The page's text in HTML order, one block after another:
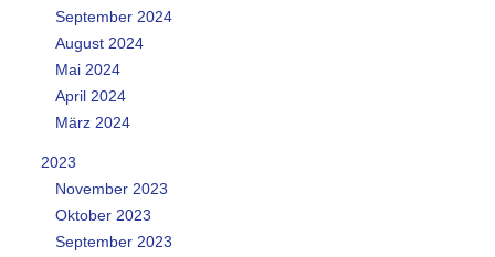
September 2024
August 2024
Mai 2024
April 2024
März 2024
2023
November 2023
Oktober 2023
September 2023